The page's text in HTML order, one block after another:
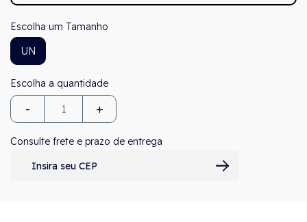
Tamanho
UN
- +
Consulte frete e prazo de entrega